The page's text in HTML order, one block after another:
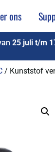
ons
25 juli t/m
/ Kunststof